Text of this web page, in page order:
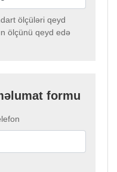
ölçüləri qeyd
ölçünü qeyd edə
formu